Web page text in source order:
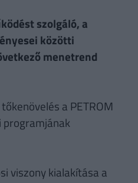
szolgáló, a
közötti
menetrend
a PETROM
viszony kialakítása a